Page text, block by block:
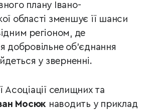
плану Івано-
області зменшує її шанси
регіоном, де
добровільне об’єднання
у зверненні.
Асоціації селищних та
Мосюк наводить у приклад